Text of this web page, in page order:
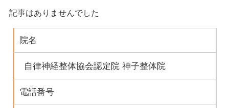
記事はありませんでした
院名
自律神経整体協会認定院 神子整体院
電話番号